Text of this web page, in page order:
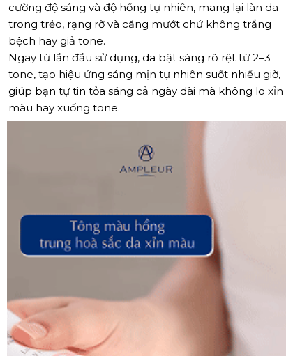
cường độ sáng và độ hồng tự nhiên, mang lại làn da
trong trẻo, rạng rỡ và căng mướt chứ không trắng
bệch hay giả tone.
Ngay từ lần đầu sử dụng, da bật sáng rõ rệt từ 2–3
tone, tạo hiệu ứng sáng mịn tự nhiên suốt nhiều giờ,
giúp bạn tự tin tỏa sáng cả ngày dài mà không lo xỉn
màu hay xuống tone.